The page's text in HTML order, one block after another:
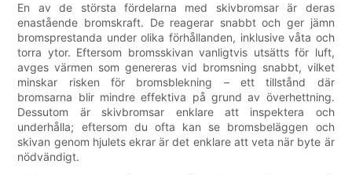
En av de största fördelarna med skivbromsar är deras
enastående bromskraft. De reagerar snabbt och ger jämn
bromsprestanda under olika förhållanden, inklusive våta och
torra ytor. Eftersom bromsskivan vanligtvis utsätts för luft,
avges värmen som genereras vid bromsning snabbt, vilket
minskar risken för bromsblekning – ett tillstånd där
bromsarna blir mindre effektiva på grund av överhettning.
Dessutom är skivbromsar enklare att inspektera och
underhålla; eftersom du ofta kan se bromsbeläggen och
skivan genom hjulets ekrar är det enklare att veta när byte är
nödvändigt.